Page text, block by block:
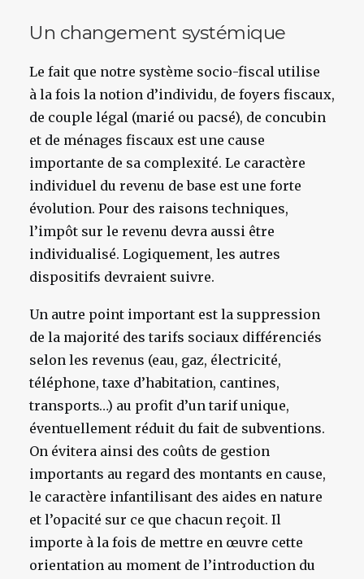
Un changement systémique
Le fait que notre système socio-fiscal utilise
à la fois la notion d’individu, de foyers fiscaux,
de couple légal (marié ou pacsé), de concubin
et de ménages fiscaux est une cause
importante de sa complexité. Le caractère
individuel du revenu de base est une forte
évolution. Pour des raisons techniques,
l’impôt sur le revenu devra aussi être
individualisé. Logiquement, les autres
dispositifs devraient suivre.
Un autre point important est la suppression
de la majorité des tarifs sociaux différenciés
selon les revenus (eau, gaz, électricité,
téléphone, taxe d’habitation, cantines,
transports…) au profit d’un tarif unique,
éventuellement réduit du fait de subventions.
On évitera ainsi des coûts de gestion
importants au regard des montants en cause,
le caractère infantilisant des aides en nature
et l’opacité sur ce que chacun reçoit. Il
importe à la fois de mettre en œuvre cette
orientation au moment de l’introduction du